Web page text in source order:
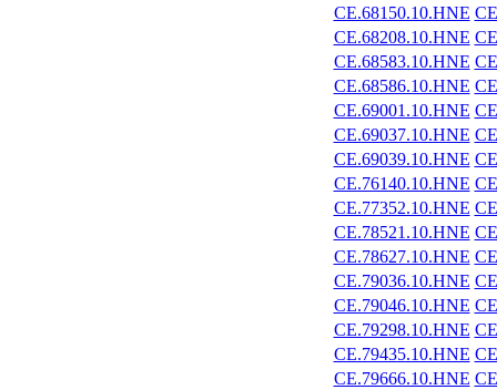
CE.68150.10.HNE
CE.68208.10.HNE
CE.68583.10.HNE
CE.68586.10.HNE
CE.69001.10.HNE
CE.69037.10.HNE
CE.69039.10.HNE
CE.76140.10.HNE
CE.77352.10.HNE
CE.78521.10.HNE
CE.78627.10.HNE
CE.79036.10.HNE
CE.79046.10.HNE
CE.79298.10.HNE
CE.79435.10.HNE
CE.79666.10.HNE